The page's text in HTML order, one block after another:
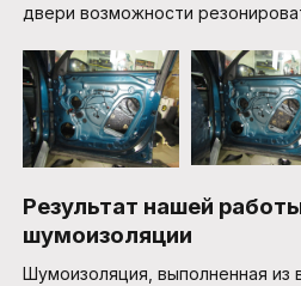
двери возможности
Результат нашей
шумоизоляции
Шумоизоляция, выполненная из